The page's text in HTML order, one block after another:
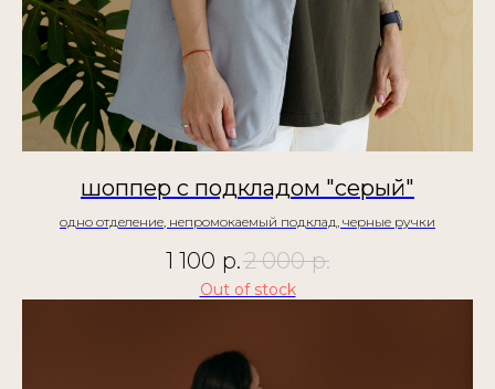
шоппер с подкладом "серый"
одно отделение, непромокаемый подклад, черные ручки
1 100 р.2 000 р.
Out of stock